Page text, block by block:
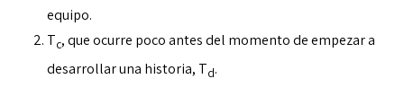
equipo.
Tc, que ocurre poco antes del momento de empezar a
desarrollar una historia, Td.